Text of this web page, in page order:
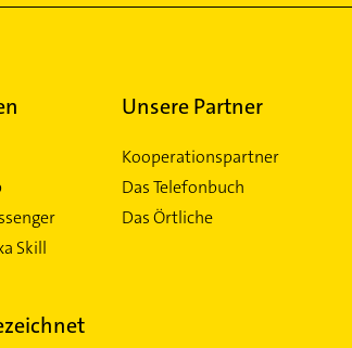
Skill
Unsere Partner
Kooperationspartner
Das Telefonbuch
Das Örtliche